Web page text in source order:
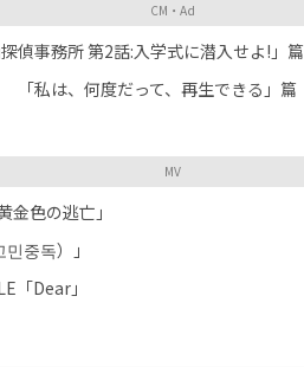
CM・Ad
偵事務所 第2話:入学式に潜入せよ!」篇
「私は、何度だって、再生できる」篇
MV
色の逃亡」
중독）」
「Dear」